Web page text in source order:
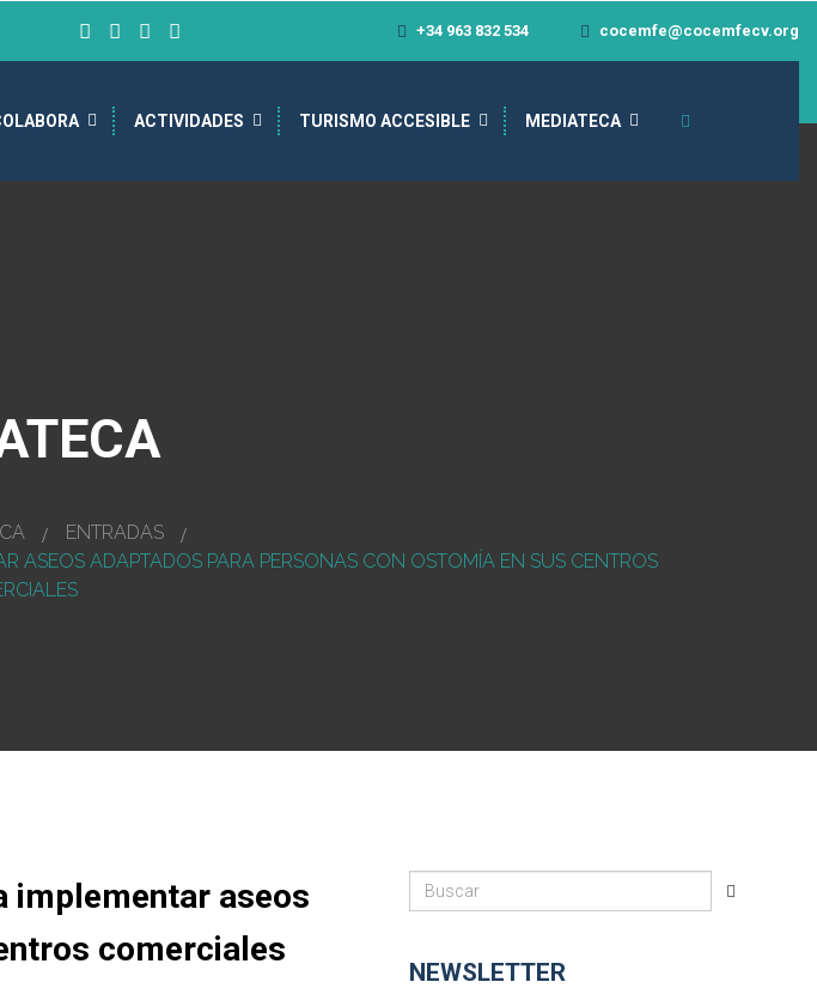
+34 963 832 534 cocemfe@cocemfecv.org
ACTIVIDADES TURISMO ACCESIBLE MEDIATECA
ENTRADAS
ASEOS ADAPTADOS PARA PERSONAS CON OSTOMÍA EN SUS CENTROS
implementar aseos
comerciales
NEWSLETTER